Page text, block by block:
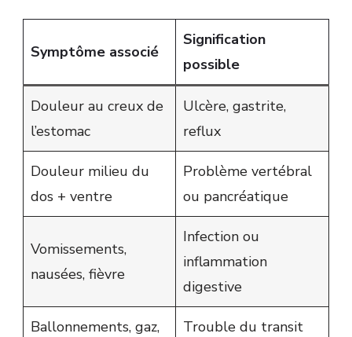
Symptôme associé
Signification
possible
Douleur au creux de
l’estomac
Ulcère, gastrite,
reflux
Douleur milieu du
dos + ventre
Problème vertébral
ou pancréatique
Vomissements,
nausées, fièvre
Infection ou
inflammation
digestive
Ballonnements, gaz,
Trouble du transit